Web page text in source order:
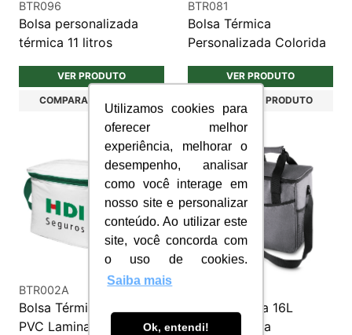
Utilizamos cookies para
oferecer melhor
experiência, melhorar o
desempenho, analisar
como você interage em
nosso site e personalizar
conteúdo. Ao utilizar este
site, você concorda com
o uso de cookies.
Saiba mais
Ok, entendi!
BTR096
Bolsa personalizada
térmica 11 litros
VER PRODUTO
COMPARAR PRODUTO
BTR081
Bolsa Térmica
Personalizada Colorida
VER PRODUTO
COMPARAR PRODUTO
BTR002A
Bolsa Térmica 5,5L em
PVC Laminado
Bolsa térmica 16L
personalizada